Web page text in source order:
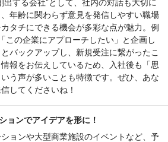
出する会社”として、社内の対話も大切に
年齢に関わらず意見を発信しやすい職場
タチにできる機会が多彩な点が魅力。例
この企業にアプローチしたい」と企画し
バックアップし、新規受注に繋がったこ
報をお伝えしているため、入社後も「思
う声が多いことも特徴です。ぜひ、あな
してくださいね！
ョンでアイデアを形に！
ョンや大型商業施設のイベントなど、予